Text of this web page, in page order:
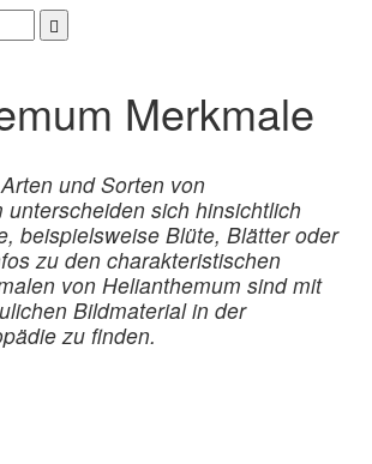
Merkmale
und Sorten von
unterscheiden sich hinsichtlich
beispielsweise Blüte, Blätter oder
zu den charakteristischen
von Helianthemum sind mit
Bildmaterial in der
zu finden.